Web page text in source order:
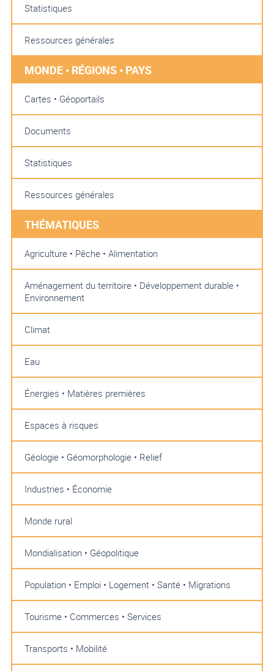
Statistiques
Ressources générales
MONDE • RÉGIONS • PAYS
Cartes • Géoportails
Documents
Statistiques
Ressources générales
THÉMATIQUES
Agriculture • Pêche • Alimentation
Aménagement du territoire • Développement durable •
Environnement
Climat
Eau
Énergies • Matières premières
Espaces à risques
Géologie • Géomorphologie • Relief
Industries • Économie
Monde rural
Mondialisation • Géopolitique
Population • Emploi • Logement • Santé • Migrations
Tourisme • Commerces • Services
Transports • Mobilité